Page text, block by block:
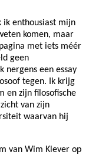
ik enthousiast mijn
komen, maar
met iets méér
geen
nergens een essay
tegen. Ik krijg
en zijn filosofische
van zijn
waarvan hij
van Wim Klever op